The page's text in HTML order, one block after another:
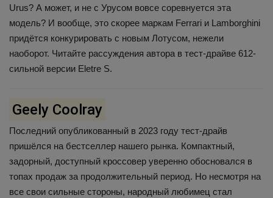
Urus? А может, и не с Урусом вовсе соревнуется эта
модель? И вообще, это скорее маркам Ferrari и Lamborghini
придётся конкурировать с новым Лотусом, нежели
наоборот. Читайте рассуждения автора в тест-драйве 612-
сильной версии Eletre S.
Geely Coolray
Последний опубликованный в 2023 году тест-драйв
пришёлся на бестселлер нашего рынка. Компактный,
задорный, доступный кроссовер уверенно обосновался в
топах продаж за продолжительный период. Но несмотря на
все свои сильные стороны, народный любимец стал